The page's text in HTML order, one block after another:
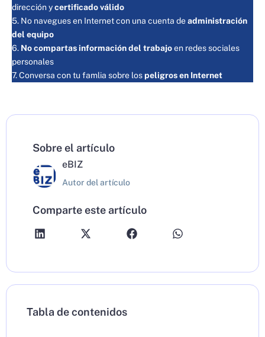
dirección ycertificado válido
5. No navegues en Internet con una cuenta deadministración
del equipo
6. No compartas información del trabajoen redes sociales
personales
7.Conversa con tu famlia sobre lospeligros en Internet
Sobre el artículo
eBIZ
Autor del artículo
Comparte este artículo
Tabla de contenidos